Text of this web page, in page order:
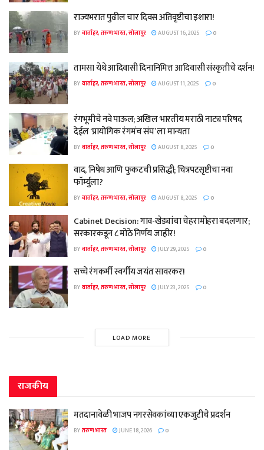
राज्यभरात पुढील चार दिवस अतिवृष्टीचा इशारा!
BYवार्ताहर, तरुण भारत, सोलापूर AUGUST 16, 2025 0
तामसा येथे आदिवासी दिनानिमित्त आदिवासी संस्कृतीचे दर्शन!
BYवार्ताहर, तरुण भारत, सोलापूर AUGUST 11, 2025 0
रंगभूमीचे नवे पाऊल; अखिल भारतीय मराठी नाट्य परिषद
देईल ‘प्रायोगिक रंगमंच संघ’ ला मान्यता
BYवार्ताहर, तरुण भारत, सोलापूर AUGUST 8, 2025 0
वाद, निषेध आणि फुकटची प्रसिद्धी; चित्रपटसृष्टीचा नवा
फॉर्म्युला?
BYवार्ताहर, तरुण भारत, सोलापूर AUGUST 8, 2025 0
Cabinet Decision: गाव-खेड्यांचा चेहरामोहरा बदलणार;
सरकारकडून ८ मोठे निर्णय जाहीर!
BYवार्ताहर, तरुण भारत, सोलापूर JULY 29, 2025 0
सच्चे रंगकर्मी स्वर्गीय जयंत सावरकर!
BYवार्ताहर, तरुण भारत, सोलापूर JULY 23, 2025 0
LOAD MORE
राजकीय
मतदानावेळी भाजप नगरसेवकांच्या एकजुटीचे प्रदर्शन
BYतरुण भारत JUNE 18, 2026 0